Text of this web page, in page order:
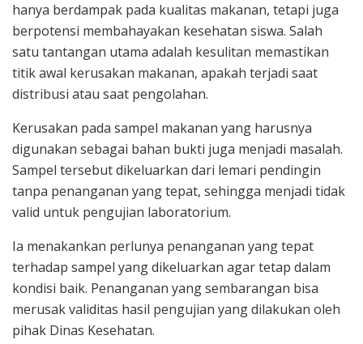
hanya berdampak pada kualitas makanan, tetapi juga
berpotensi membahayakan kesehatan siswa. Salah
satu tantangan utama adalah kesulitan memastikan
titik awal kerusakan makanan, apakah terjadi saat
distribusi atau saat pengolahan.
Kerusakan pada sampel makanan yang harusnya
digunakan sebagai bahan bukti juga menjadi masalah.
Sampel tersebut dikeluarkan dari lemari pendingin
tanpa penanganan yang tepat, sehingga menjadi tidak
valid untuk pengujian laboratorium.
Ia menakankan perlunya penanganan yang tepat
terhadap sampel yang dikeluarkan agar tetap dalam
kondisi baik. Penanganan yang sembarangan bisa
merusak validitas hasil pengujian yang dilakukan oleh
pihak Dinas Kesehatan.